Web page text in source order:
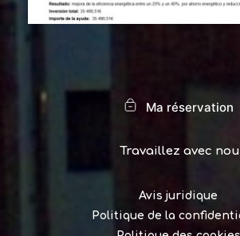
Ma réservation
Travaillez avec
Avis juridique
Politique de la